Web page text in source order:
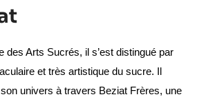
des Arts Sucrés, il s’est distingué par
et très artistique du sucre. Il
univers à travers Beziat Frères, une